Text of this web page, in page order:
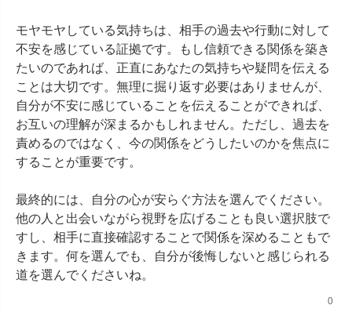
モヤモヤしている気持ちは、相手の過去や行動に対して
不安を感じている証拠です。もし信頼できる関係を築き
たいのであれば、正直にあなたの気持ちや疑問を伝える
ことは大切です。無理に掘り返す必要はありませんが、
自分が不安に感じていることを伝えることができれば、
お互いの理解が深まるかもしれません。ただし、過去を
責めるのではなく、今の関係をどうしたいのかを焦点に
することが重要です。
最終的には、自分の心が安らぐ方法を選んでください。
他の人と出会いながら視野を広げることも良い選択肢で
すし、相手に直接確認することで関係を深めることもで
きます。何を選んでも、自分が後悔しないと感じられる
道を選んでくださいね。
0